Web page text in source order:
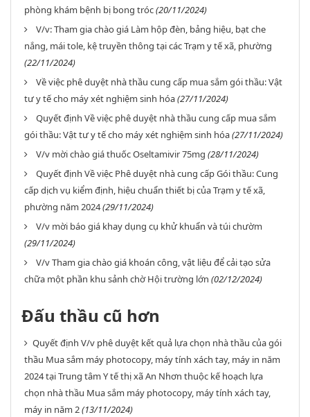
phòng khám bệnh bị bong tróc(20/11/2024)
V/v: Tham gia chào giá Làm hộp đèn, bảng hiệu, bạt che
nắng, mái tole, kệ truyền thông tại các Trạm y tế xã, phường
(22/11/2024)
Về việc phê duyệt nhà thầu cung cấp mua sắm gói thầu: Vật
tư y tế cho máy xét nghiệm sinh hóa(27/11/2024)
Quyết định Về việc phê duyệt nhà thầu cung cấp mua sắm
gói thầu: Vật tư y tế cho máy xét nghiệm sinh hóa(27/11/2024)
V/v mời chào giá thuốc Oseltamivir 75mg (28/11/2024)
Quyết định Về việc Phê duyệt nhà cung cấp Gói thầu: Cung
cấp dịch vụ kiểm định, hiệu chuẩn thiết bị của Trạm y tế xã,
phường năm 2024(29/11/2024)
V/v mời báo giá khay dụng cụ khử khuẩn và túi chườm
(29/11/2024)
V/v Tham gia chào giá khoán công, vật liệu để cải tạo sửa
chữa một phần khu sảnh chờ Hội trường lớn (02/12/2024)
Đấu thầu cũ hơn
Quyết định V/v phê duyệt kết quả lựa chọn nhà thầu của gói
thầu Mua sắm máy photocopy, máy tính xách tay, máy in năm
2024 tại Trung tâm Y tế thị xã An Nhơn thuộc kế hoạch lựa
chọn nhà thầu Mua sắm máy photocopy, máy tính xách tay,
máy in năm 2(13/11/2024)